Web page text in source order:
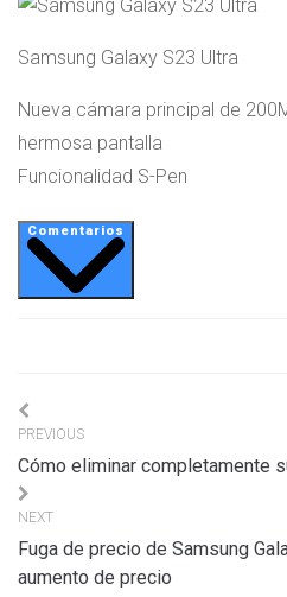
Samsung Galaxy S23 Ultra
Nueva cámara principal de
hermosa pantalla
Funcionalidad S-Pen
Comentarios
Navigation
de
l’article
PREVIOUS
Cómo eliminar completamente
NEXT
Fuga de precio de Samsung
aumento de precio